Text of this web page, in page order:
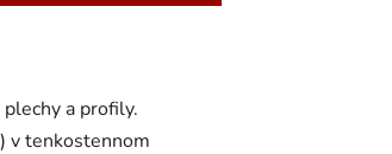
a profily.
v tenkostennom